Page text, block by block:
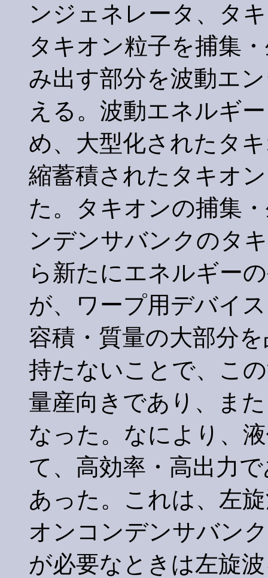
ンジェネレータ、タ
タキオン粒子を捕集
み出す部分を波動エ
える。波動エネルギ
め、大型化されたタ
縮蓄積されたタキオ
た。タキオンの捕集
ンデンサバンクのタ
ら新たにエネルギー
が、ワープ用デバイ
容積・質量の大部分
持たないことで、こ
量産向きであり、ま
なった。なにより、
て、高効率・高出力
あった。これは、左
オンコンデンサバン
が必要なときは左旋